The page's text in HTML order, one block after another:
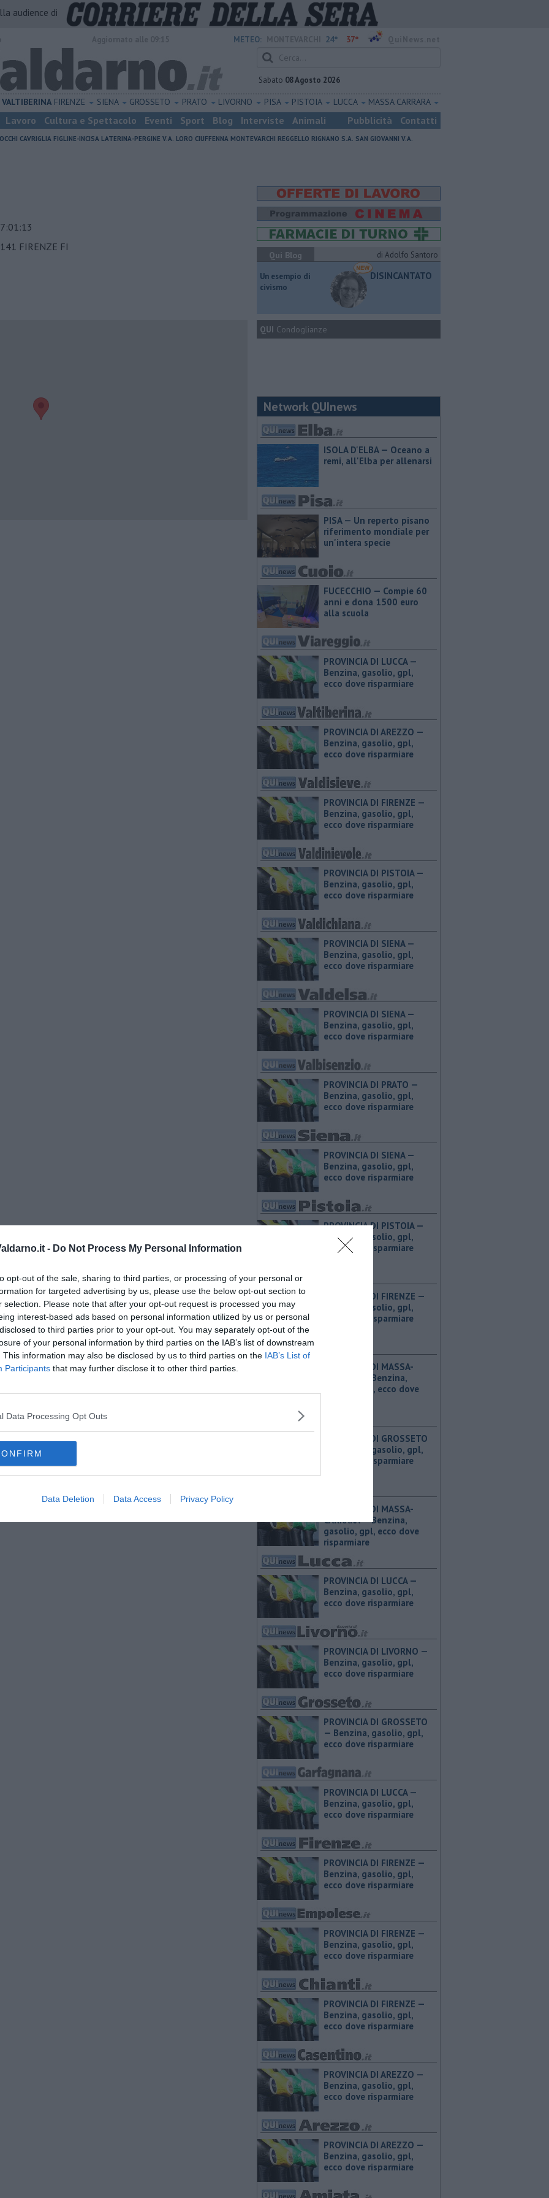
- Do Not Process My Personal Information
opt-out of the sale, sharing to third parties, or processing of your personal or
for targeted advertising by us, please use the below opt-out section to
selection. Please note that after your opt-out request is processed you may
interest-based ads based on personal information utilized by us or personal
to third parties prior to your opt-out. You may separately opt-out of the
of your personal information by third parties on the IAB’s list of downstream
This information may also be disclosed by us to third parties on the IAB’s List of
Participants that may further disclose it to other third parties.
Data Processing Opt Outs
Data Deletion Data Access Privacy Policy
audience di
METEO: 24° 37°
Sabato 08 Agosto 2026
VALTIBERINA FIRENZE SIENA GROSSETO PRATO LIVORNO PISA PISTOIA LUCCA MASSA CARRARA
Lavoro Cultura e Spettacolo Eventi Sport Blog Interviste Animali Pubblicità Contatti
CAVRIGLIA FIGLINE-INCISA LATERINA-PERGINE V.A. LORO CIUFFENNA MONTEVARCHI REGGELLO RIGNANO S.A. SAN GIOVANNI V.A.
FIRENZE FI
Qui Blog di Adolfo Santoro
​Un esempio di
civismo
DISINCANTATO
QUI Condoglianze
Network QUInews
ISOLA D'ELBA — Oceano a
remi, all'Elba per allenarsi
PISA — Un reperto pisano
riferimento mondiale per
un'intera specie
FUCECCHIO — Compie 60
anni e dona 1500 euro
alla scuola
PROVINCIA DI LUCCA — ​
Benzina, gasolio, gpl,
ecco dove risparmiare
PROVINCIA DI AREZZO — ​
Benzina, gasolio, gpl,
ecco dove risparmiare
PROVINCIA DI FIRENZE — ​
Benzina, gasolio, gpl,
ecco dove risparmiare
PROVINCIA DI PISTOIA — ​
Benzina, gasolio, gpl,
ecco dove risparmiare
PROVINCIA DI SIENA — ​
Benzina, gasolio, gpl,
ecco dove risparmiare
PROVINCIA DI SIENA — ​
Benzina, gasolio, gpl,
ecco dove risparmiare
PROVINCIA DI PRATO — ​
Benzina, gasolio, gpl,
ecco dove risparmiare
PROVINCIA DI SIENA — ​
Benzina, gasolio, gpl,
ecco dove risparmiare
PROVINCIA DI PISTOIA — ​
Benzina, gasolio, gpl,
ecco dove risparmiare
PROVINCIA DI FIRENZE — ​
Benzina, gasolio, gpl,
ecco dove risparmiare
PROVINCIA DI MASSA-
CARRARA — ​Benzina,
gasolio, gpl, ecco dove
PROVINCIA DI GROSSETO
— ​Benzina, gasolio, gpl,
ecco dove risparmiare
PROVINCIA DI MASSA-
CARRARA — ​Benzina,
gasolio, gpl, ecco dove
risparmiare
PROVINCIA DI LUCCA — ​
Benzina, gasolio, gpl,
ecco dove risparmiare
PROVINCIA DI LIVORNO — ​
Benzina, gasolio, gpl,
ecco dove risparmiare
PROVINCIA DI GROSSETO
— ​Benzina, gasolio, gpl,
ecco dove risparmiare
PROVINCIA DI LUCCA — ​
Benzina, gasolio, gpl,
ecco dove risparmiare
PROVINCIA DI FIRENZE — ​
Benzina, gasolio, gpl,
ecco dove risparmiare
PROVINCIA DI FIRENZE — ​
Benzina, gasolio, gpl,
ecco dove risparmiare
PROVINCIA DI FIRENZE — ​
Benzina, gasolio, gpl,
ecco dove risparmiare
PROVINCIA DI AREZZO — ​
Benzina, gasolio, gpl,
ecco dove risparmiare
PROVINCIA DI AREZZO — ​
Benzina, gasolio, gpl,
ecco dove risparmiare